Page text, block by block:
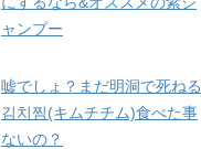
ャンプー
嘘でしょ？まだ明洞で死ねる
김치찜(キムチチム)食べた事
ないの？